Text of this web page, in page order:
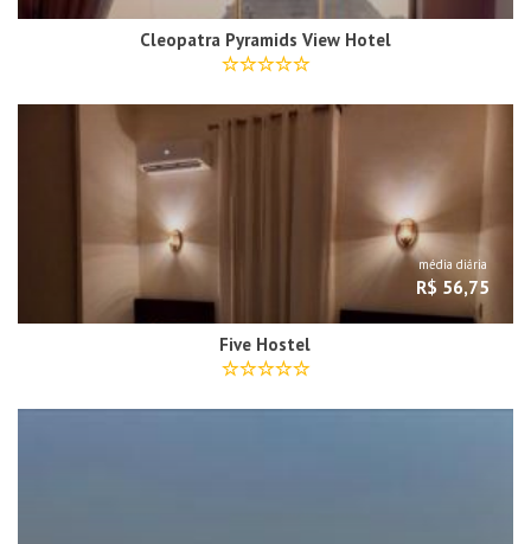
Cleopatra Pyramids View Hotel
média diária
R$ 56,75
Five Hostel